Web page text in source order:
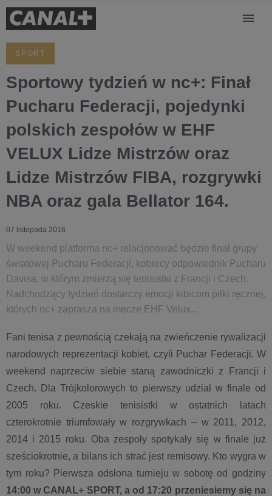
SPORT
Sportowy tydzień w nc+: Finał
Pucharu Federacji, pojedynki
polskich zespołów w EHF
VELUX Lidze Mistrzów oraz
Lidze Mistrzów FIBA, rozgrywki
NBA oraz gala Bellator 164.
07 listopada 2016
W weekend platforma nc+ relacjonować będzie finał grupy
światowej Pucharu Federacji, kobiecy odpowiednik Pucharu
Davisa, w którym zmierzą się tenisistki z Francji i Czech.
Nadchodzący tydzień dostarczy emocji kibicom piłki ręcznej,
których nc+ zaprasza na mecze EHF Velux...
Fani tenisa z pewnością czekają na zwieńczenie rywalizacji
narodowych reprezentacji kobiet, czyli Puchar Federacji. W
weekend naprzeciw siebie staną zawodniczki z Francji i
Czech. Dla Trójkolorowych to pierwszy udział w finale od
2005 roku. Czeskie tenisistki w ostatnich latach
czterokrotnie triumfowały w rozgrywkach – w 2011, 2012,
2014 i 2015 roku. Oba zespoły spotykały się w finale już
sześciokrotnie, a bilans ich strać jest remisowy. Kto wygra w
tym roku? Pierwsza odsłona turnieju w sobotę od godziny
14:00 w CANAL+ SPORT, a od 17:20 przeniesiemy się na